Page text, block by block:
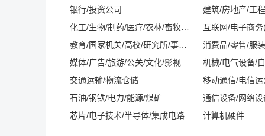
银行/投资公司
建筑/房地产/工
消费品/零售/服
机械/电气设备/
交通运输/物流仓储
移动通信/电信
石油/钢铁/电力/能源/煤矿
通信设备/网络设
芯片/电子技术/半导体/集成电路
计算机硬件